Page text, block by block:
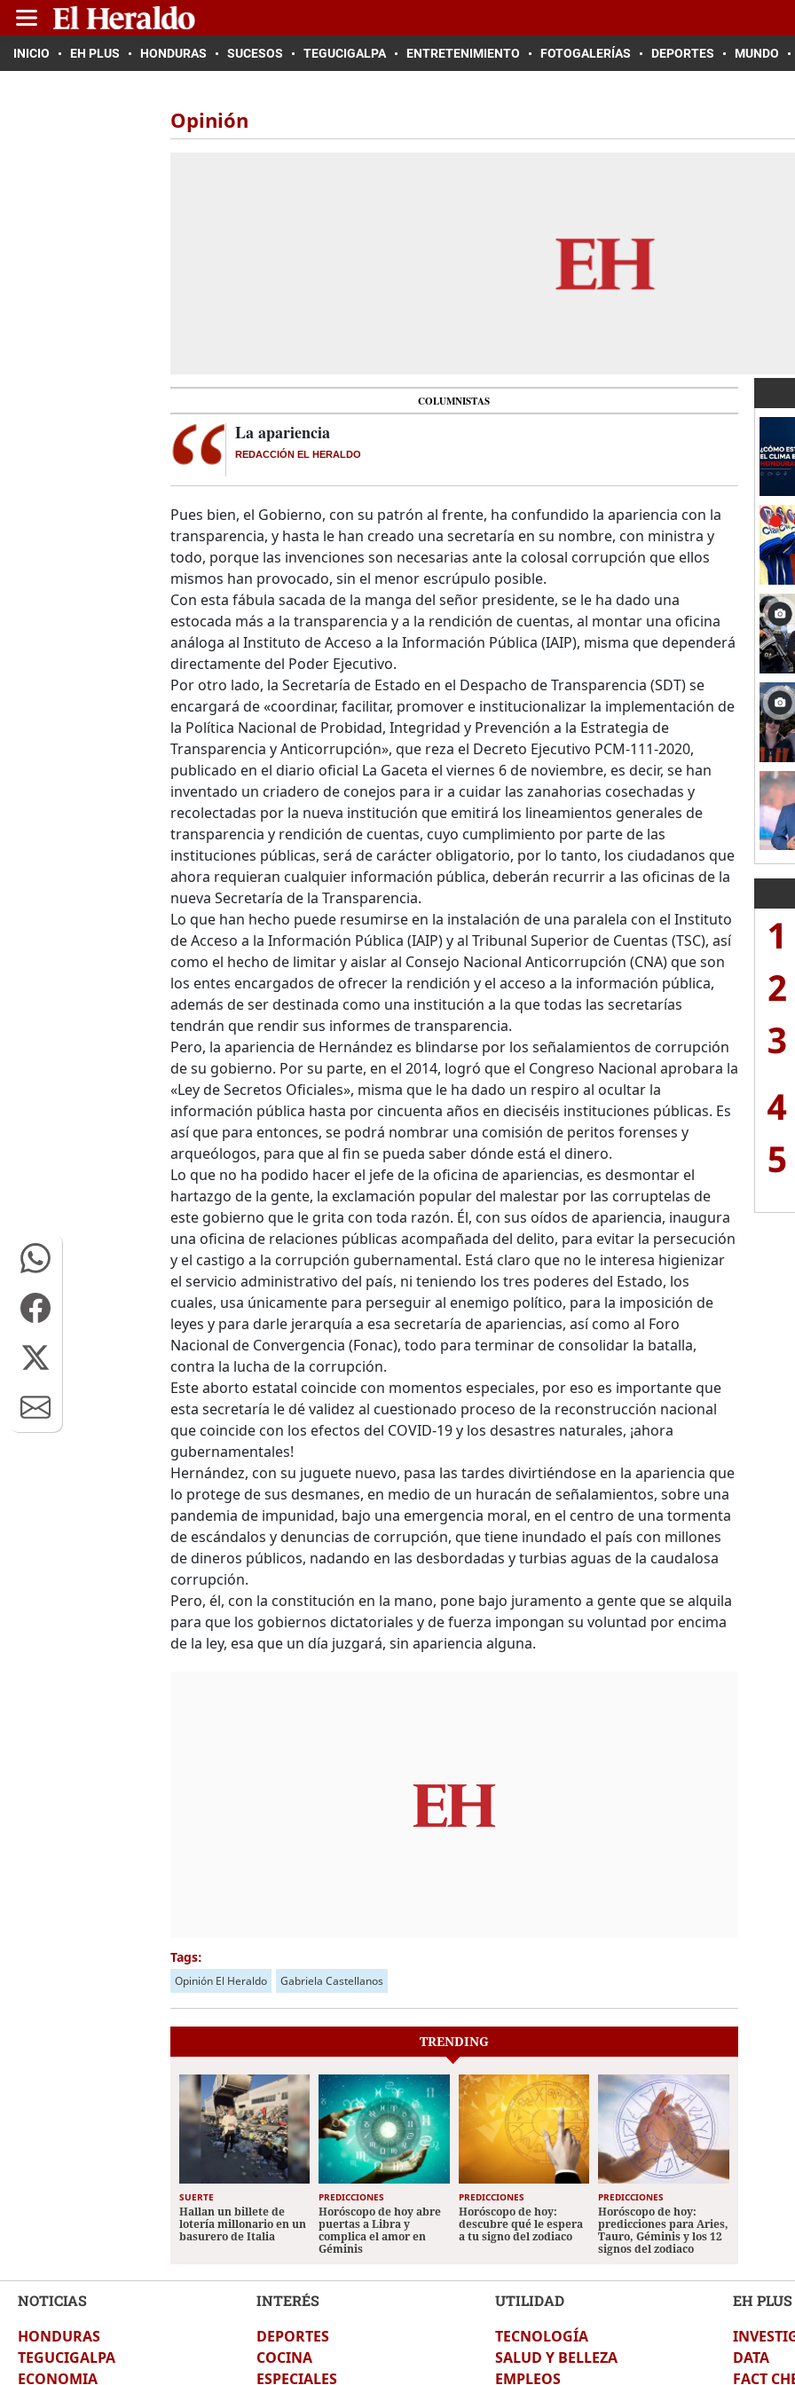
INICIO EH PLUS HONDURAS SUCESOS TEGUCIGALPA ENTRETENIMIENTO FOTOGALERÍAS DEPORTES MUNDO
Opinión
COLUMNISTAS
La apariencia
REDACCIÓN EL HERALDO
Pues bien, el Gobierno, con su patrón al frente, ha confundido la apariencia con la
transparencia, y hasta le han creado una secretaría en su nombre, con ministra y
todo, porque las invenciones son necesarias ante la colosal corrupción que ellos
mismos han provocado, sin el menor escrúpulo posible.
Con esta fábula sacada de la manga del señor presidente, se le ha dado una
estocada más a la transparencia y a la rendición de cuentas, al montar una oficina
análoga al Instituto de Acceso a la Información Pública (IAIP), misma que dependerá
directamente del Poder Ejecutivo.
Por otro lado, la Secretaría de Estado en el Despacho de Transparencia (SDT) se
encargará de «coordinar, facilitar, promover e institucionalizar la implementación de
la Política Nacional de Probidad, Integridad y Prevención a la Estrategia de
Transparencia y Anticorrupción», que reza el Decreto Ejecutivo PCM-111-2020,
publicado en el diario oficial La Gaceta el viernes 6 de noviembre, es decir, se han
inventado un criadero de conejos para ir a cuidar las zanahorias cosechadas y
recolectadas por la nueva institución que emitirá los lineamientos generales de
transparencia y rendición de cuentas, cuyo cumplimiento por parte de las
instituciones públicas, será de carácter obligatorio, por lo tanto, los ciudadanos que
ahora requieran cualquier información pública, deberán recurrir a las oficinas de la
nueva Secretaría de la Transparencia.
Lo que han hecho puede resumirse en la instalación de una paralela con el Instituto
de Acceso a la Información Pública (IAIP) y al Tribunal Superior de Cuentas (TSC), así
como el hecho de limitar y aislar al Consejo Nacional Anticorrupción (CNA) que son
los entes encargados de ofrecer la rendición y el acceso a la información pública,
además de ser destinada como una institución a la que todas las secretarías
tendrán que rendir sus informes de transparencia.
Pero, la apariencia de Hernández es blindarse por los señalamientos de corrupción
de su gobierno. Por su parte, en el 2014, logró que el Congreso Nacional aprobara la
«Ley de Secretos Oficiales», misma que le ha dado un respiro al ocultar la
información pública hasta por cincuenta años en dieciséis instituciones públicas. Es
así que para entonces, se podrá nombrar una comisión de peritos forenses y
arqueólogos, para que al fin se pueda saber dónde está el dinero.
Lo que no ha podido hacer el jefe de la oficina de apariencias, es desmontar el
hartazgo de la gente, la exclamación popular del malestar por las corruptelas de
este gobierno que le grita con toda razón. Él, con sus oídos de apariencia, inaugura
una oficina de relaciones públicas acompañada del delito, para evitar la persecución
y el castigo a la corrupción gubernamental. Está claro que no le interesa higienizar
el servicio administrativo del país, ni teniendo los tres poderes del Estado, los
cuales, usa únicamente para perseguir al enemigo político, para la imposición de
leyes y para darle jerarquía a esa secretaría de apariencias, así como al Foro
Nacional de Convergencia (Fonac), todo para terminar de consolidar la batalla,
contra la lucha de la corrupción.
Este aborto estatal coincide con momentos especiales, por eso es importante que
esta secretaría le dé validez al cuestionado proceso de la reconstrucción nacional
que coincide con los efectos del COVID-19 y los desastres naturales, ¡ahora
gubernamentales!
Hernández, con su juguete nuevo, pasa las tardes divirtiéndose en la apariencia que
lo protege de sus desmanes, en medio de un huracán de señalamientos, sobre una
pandemia de impunidad, bajo una emergencia moral, en el centro de una tormenta
de escándalos y denuncias de corrupción, que tiene inundado el país con millones
de dineros públicos, nadando en las desbordadas y turbias aguas de la caudalosa
corrupción.
Pero, él, con la constitución en la mano, pone bajo juramento a gente que se alquila
para que los gobiernos dictatoriales y de fuerza impongan su voluntad por encima
de la ley, esa que un día juzgará, sin apariencia alguna.
Tags:
Opinión El Heraldo Gabriela Castellanos
1
2
3
4
5
TRENDING
SUERTE
Hallan un billete de
lotería millonario en un
basurero de Italia
PREDICCIONES
Horóscopo de hoy abre
puertas a Libra y
complica el amor en
Géminis
PREDICCIONES
Horóscopo de hoy:
descubre qué le espera
a tu signo del zodiaco
PREDICCIONES
Horóscopo de hoy:
predicciones para Aries,
Tauro, Géminis y los 12
signos del zodiaco
NOTICIAS
HONDURAS
TEGUCIGALPA
ECONOMIA
INTERÉS
DEPORTES
COCINA
ESPECIALES
UTILIDAD
TECNOLOGÍA
SALUD Y BELLEZA
EMPLEOS
EH PLUS
DATA
FACT